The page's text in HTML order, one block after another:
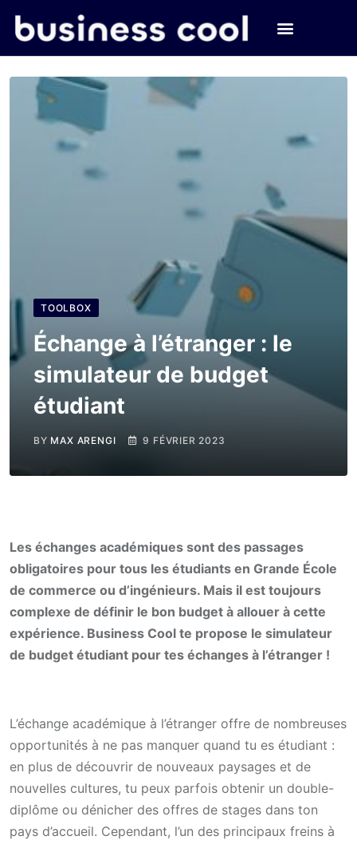
TOOLBOX
Échange à l’étranger : le
simulateur de budget
étudiant
BY MAX ARENGI 9 FÉVRIER 2023
Les échanges académiques sont des passages
obligatoires pour tous les étudiants en Grande École
de commerce ou d’ingénieurs. Mais il est toujours
complexe de définir le bon budget à allouer à cette
expérience. Business Cool te propose le simulateur
de budget étudiant pour tes échanges à l’étranger !
L’échange académique à l’étranger offre de nombreuses
opportunités à ne pas manquer quand tu es étudiant :
en plus de découvrir de nouveaux paysages et de
nouvelles cultures, tu peux parfois obtenir un double-
diplôme ou dénicher des offres de stages dans ton
pays d’accueil. Cependant, l’un des principaux freins à